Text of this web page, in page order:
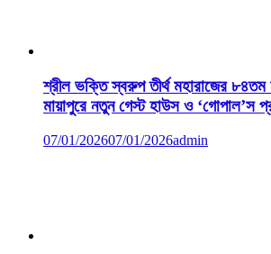
শ্রীল ভক্তি স্বরুপ তীর্থ মহারাজের ৮৪তম
মায়াপুরে নতুন গেস্ট হাউস ও ‘গোপাল’স
07/01/202607/01/2026admin